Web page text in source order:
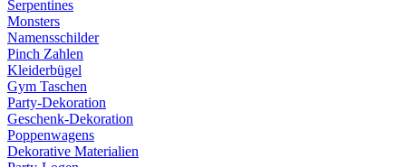
Serpentines
Monsters
Namensschilder
Pinch Zahlen
Kleiderbügel
Gym Taschen
Party-Dekoration
Geschenk-Dekoration
Poppenwagens
Dekorative Materialien